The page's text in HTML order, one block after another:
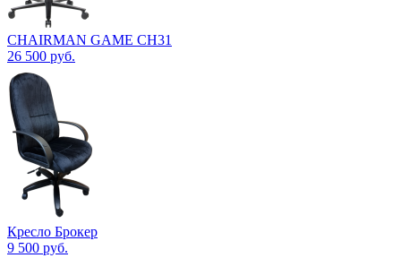
CHAIRMAN GAME CH31
26 500 руб.
Кресло Брокер
9 500 руб.